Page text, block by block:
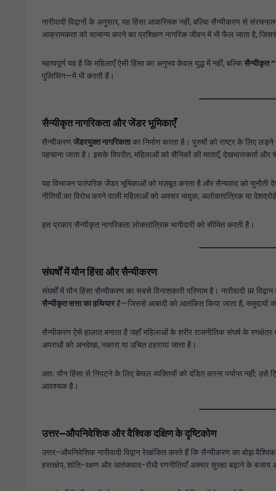
नारीवादी विद्वानों के अनुसार, यह हिंसा आकस्मिक नहीं, बल्कि सैन्यीकरण से
आक्रामकता को सामान्य करने का प्रशिक्षण नागरिक जीवन में भी फैल जाता है,
महत्वपूर्ण यह है कि महिलाएँ ऐसी हिंसा का अनुभव केवल युद्ध में नहीं, बल्किसैन्यीकृत
पुलिसिंग—में भी करती हैं।
सैन्यीकृत नागरिकता और जेंडर भूमिकाएँ
सैन्यीकरणजेंडरयुक्त नागरिकताका निर्माण करता है। पुरुषों को राष्ट्र के लिए
पहचाना जाता है। इसके विपरीत, महिलाओं को सैनिकों की माताएँ, देखभालकर्ता
यह विभाजन पारंपरिक जेंडर भूमिकाओं को मज़बूत करता है और सैन्यवाद को चुनौती
नीतियों का विरोध करने वाली महिलाओं को अक्सर भावुक, अलोकतांत्रिक या
इस प्रकार सैन्यीकृत नागरिकता लोकतांत्रिक भागीदारी को सीमित करती है।
संघर्षों में यौन हिंसा और सैन्यीकरण
संघर्षों में यौन हिंसा सैन्यीकरण का सबसे विनाशकारी परिणाम है। नारीवादी IR
सैन्यीकृत सत्ता का हथियारहै—जिससे आबादी को आतंकित किया जाता है, समुदायों
सैन्यीकरण ऐसे हालात बनाता है जहाँ महिलाओं के शरीर राजनीतिक संघर्ष के
अपराधों को अनदेखा, नकारा या उचित ठहराया जाता है।
अतः यौन हिंसा से निपटने के लिए केवल व्यक्तियों को दंडित करना पर्याप्त नहीं; उसे
आवश्यक है।
उत्तर–औपनिवेशिक और वैश्विक दक्षिण के दृष्टिकोण
उत्तर–औपनिवेशिक नारीवादी विद्वान रेखांकित करते हैं कि सैन्यीकरण का बोझ
हस्तक्षेप, शांति-रक्षण और आतंकवाद-रोधी रणनीतियाँ अक्सर सुरक्षा बढ़ाने के बजाय